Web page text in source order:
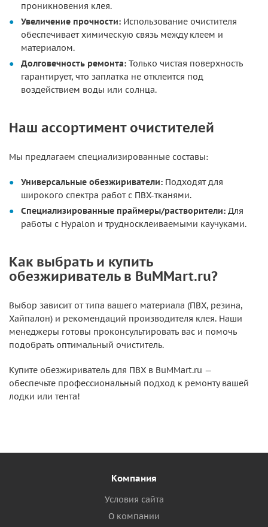
проникновения клея.
Увеличение прочности: Использование очистителя
обеспечивает химическую связь между клеем и
материалом.
Долговечность ремонта: Только чистая поверхность
гарантирует, что заплатка не отклеится под
воздействием воды или солнца.
Наш ассортимент очистителей
Мы предлагаем специализированные составы:
Универсальные обезжириватели: Подходят для
широкого спектра работ с ПВХ-тканями.
Специализированные праймеры/растворители: Для
работы с Hypalon и трудносклеиваемыми каучуками.
Как выбрать и купить
обезжириватель в BuMMart.ru?
Выбор зависит от типа вашего материала (ПВХ, резина,
Хайпалон) и рекомендаций производителя клея. Наши
менеджеры готовы проконсультировать вас и помочь
подобрать оптимальный очиститель.
Купите обезжириватель для ПВХ в BuMMart.ru —
обеспечьте профессиональный подход к ремонту вашей
лодки или тента!
Компания
Условия сайта
О компании